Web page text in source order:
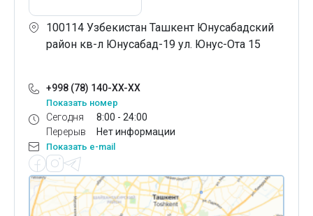
100114 Узбекистан Ташкент Юнусабадский
район кв-л Юнусабад-19 ул. Юнус-Ота 15
+998 (78) 140-XX-XX
Показать номер
Сегодня
Перерыв
8:00 - 24:00
Нет информации
Показать e-mail